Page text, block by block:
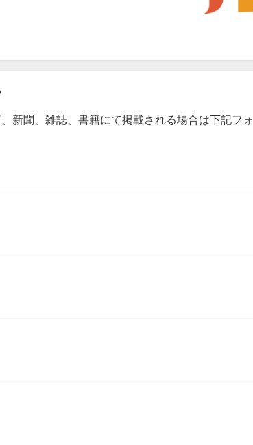
新聞、雑誌、書籍にて掲載される場合は下記フ